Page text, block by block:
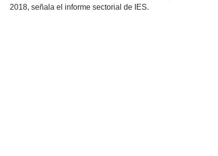
2018, señala el informe sectorial de IES.